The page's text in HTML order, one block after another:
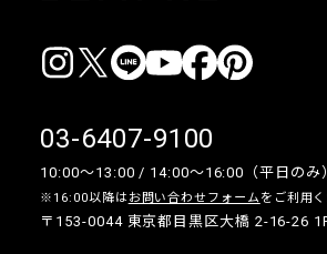
03-6407-9100
10:00〜13:00 / 14:00〜16:00（平日のみ
※16:00以降は お問い合わせフォームをご利用く
〒153-0044 東京都目黒区大橋 2-16-26